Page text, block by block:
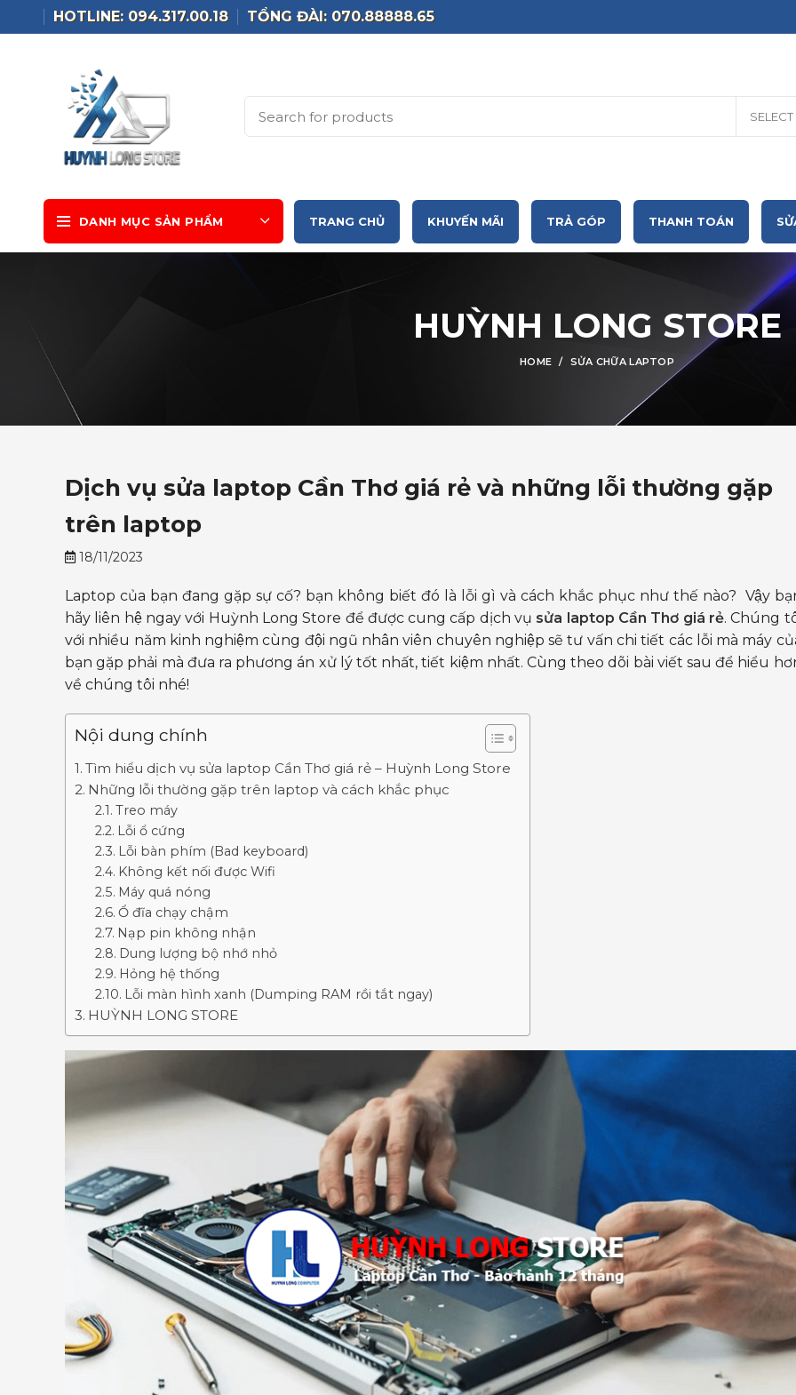
HOTLINE: 094.317.00.18 TỔNG ĐÀI: 070.88888.65
DANH MỤC SẢN PHẨM TRANG CHỦ KHUYẾN MÃI TRẢ GÓP THANH TOÁN
HUỲNH LONG STORE
HOME SỬA CHỮA LAPTOP
Dịch vụ sửa laptop Cần Thơ giá rẻ và những lỗi thường gặp
trên laptop
18/11/2023
Laptop của bạn đang gặp sự cố? bạn không biết đó là lỗi gì và cách khắc phục như thế nào? Vậy
hãy liên hệ ngay với Huỳnh Long Store để được cung cấp dịch vụ sửa laptop Cần Thơ giá rẻ. Chúng
với nhiều năm kinh nghiệm cùng đội ngũ nhân viên chuyên nghiệp sẽ tư vấn chi tiết các lỗi mà máy
bạn gặp phải mà đưa ra phương án xử lý tốt nhất, tiết kiệm nhất. Cùng theo dõi bài viết sau để hiểu
về chúng tôi nhé!
Nội dung chính
Tìm hiểu dịch vụ sửa laptop Cần Thơ giá rẻ – Huỳnh Long Store
Những lỗi thường gặp trên laptop và cách khắc phục
Treo máy
Lỗi ổ cứng
Lỗi bàn phím (Bad keyboard)
Không kết nối được Wifi
Máy quá nóng
Ổ đĩa chạy chậm
Nạp pin không nhận
Dung lượng bộ nhớ nhỏ
Hỏng hệ thống
Lỗi màn hình xanh (Dumping RAM rồi tắt ngay)
HUỲNH LONG STORE